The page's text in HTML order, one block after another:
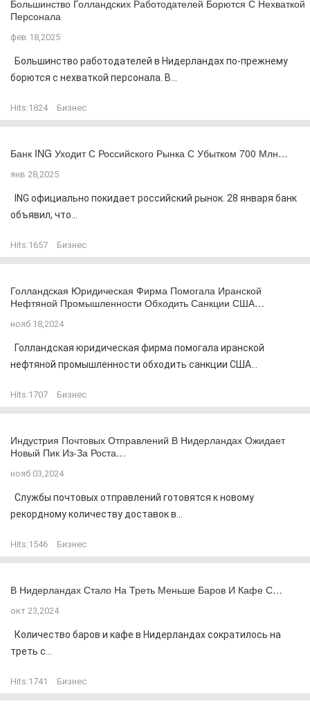
Большинство Голландских Работодателей Борются С Нехваткой
Персонала
фев 18,2025
Большинство работодателей в Нидерландах по-прежнему
борются с нехваткой персонала. В...
Hits:1824 Бизнес
Банк ING Уходит С Российского Рынка С Убытком 700 Млн…
янв 28,2025
ING официально покидает российский рынок. 28 января банк
объявил, что...
Hits:1657 Бизнес
Голландская Юридическая Фирма Помогала Иранской
Нефтяной Промышленности Обходить Санкции США…
нояб 18,2024
Голландская юридическая фирма помогала иранской
нефтяной промышленности обходить санкции США...
Hits:1707 Бизнес
Индустрия Почтовых Отправлений В Нидерландах Ожидает
Новый Пик Из-За Роста…
нояб 03,2024
Службы почтовых отправлений готовятся к новому
рекордному количеству доставок в...
Hits:1546 Бизнес
В Нидерландах Стало На Треть Меньше Баров И Кафе С…
окт 23,2024
Количество баров и кафе в Нидерландах сократилось на
треть с...
Hits:1741 Бизнес